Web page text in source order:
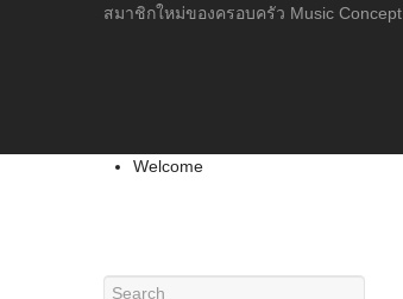
สมาชิกใหม่ของครอบครัว Music Concept
Welcome